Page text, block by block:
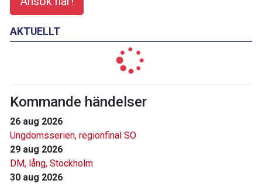
AKTUELLT
Kommande händelser
26 aug 2026
Ungdomsserien, regionfinal SO
29 aug 2026
DM, lång, Stockholm
30 aug 2026